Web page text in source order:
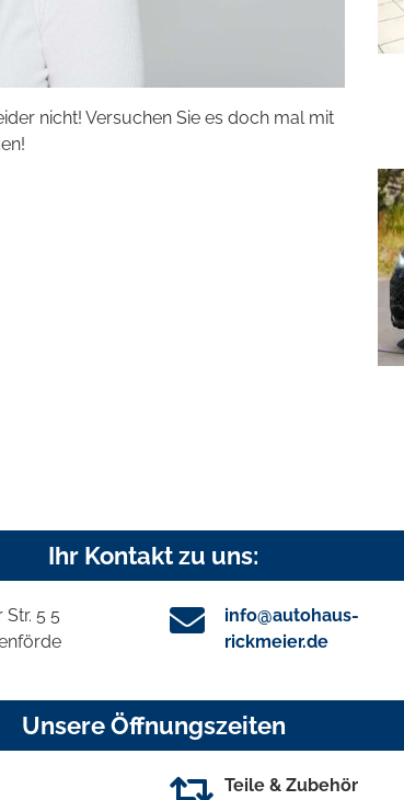
nicht! Versuchen Sie es doch mal mit
Ihr Kontakt zu uns:
5 5
info@autohaus-
rickmeier.de
Unsere Öffnungszeiten
Teile & Zubehör